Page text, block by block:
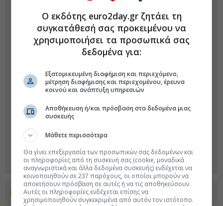
Προσθέστε το euro2day.gr στο Discover
Ο εκδότης euro2day.gr ζητάει τη
συγκατάθεσή σας προκειμένου να
χρησιμοποιήσει τα προσωπικά σας
δεδομένα για:
Εξατομικευμένη διαφήμιση και περιεχόμενο,
μέτρηση διαφήμισης και περιεχομένου, έρευνα
κοινού και ανάπτυξη υπηρεσιών
Αποθήκευση ή/και πρόσβαση στα δεδομένα μιας
συσκευής
Μάθετε περισσότερα
Θα γίνει επεξεργασία των προσωπικών σας δεδομένων και
οι πληροφορίες από τη συσκευή σας (cookie, μοναδικά
αναγνωριστικά και άλλα δεδομένα συσκευής) ενδέχεται να
κοινοποιηθούν σε 237 παρόχους, οι οποίοι μπορούν να
αποκτήσουν πρόσβαση σε αυτές ή να τις αποθηκεύσουν.
Αυτές οι πληροφορίες ενδέχεται επίσης να
χρησιμοποιηθούν συγκεκριμένα από αυτόν τον ιστότοπο.